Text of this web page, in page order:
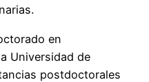
en
Universidad de
postdoctorales